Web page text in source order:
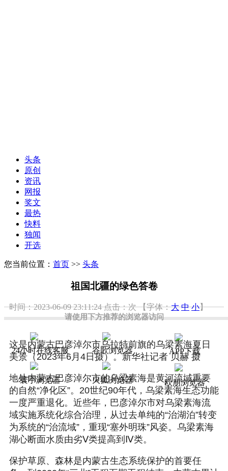
请使用下方推荐的浏览器访问
24小时在线客服 谷歌浏览器 APP下载
寰宇浏览器 火狐浏览器 欧朋浏览器
头条
原创
资讯
网报
奖文
最热
快料
独闻
开选
您当前位置： 首页 >> 头条
祖国北疆的绿色答卷
时间：2023-06-09 23:11:24点击：次 【字体：大 中 小】
这是内蒙古巴彦淖尔市乌拉特前旗的乌梁素海夏日
美景（2023年6月4日摄）。新华社记者 贝赫 摄
地处内蒙古巴彦淖尔市的乌梁素海是黄河流域重要
的自然“净化区”。20世纪90年代，乌梁素海生态功能
一度严重退化。近些年，巴彦淖尔市对乌梁素海流
域实施系统化综合治理，从过去单纯的“治湖泊”转变
为系统的“治流域”，重现“塞外明珠”风姿。乌梁素海
湖心断面水质由劣Ⅴ类提高到Ⅳ类。
保护草原、森林是内蒙古生态系统保护的首要任